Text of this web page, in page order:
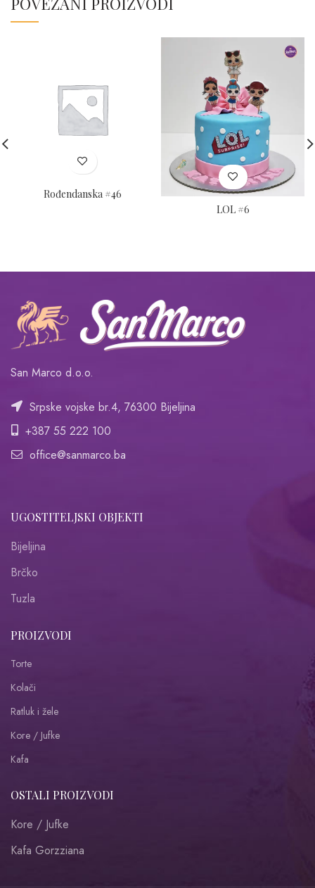
Rođendanska #46
LOL #6
San Marco d.o.o.
Srpske vojske br.4, 76300 Bijeljina
+387 55 222 100
office@sanmarco.ba
UGOSTITELJSKI OBJEKTI
Bijeljina
Brčko
Tuzla
PROIZVODI
Torte
Kolači
Ratluk i žele
Kore / Jufke
Kafa
OSTALI PROIZVODI
Kore / Jufke
Kafa Gorzziana